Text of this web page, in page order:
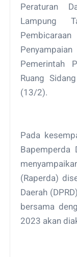
Peraturan
Lampung
Pemerintah
Ruang
(13/2).
Pada
Bapemperda
(Raperda)
Daerah
bersama
2023 akan